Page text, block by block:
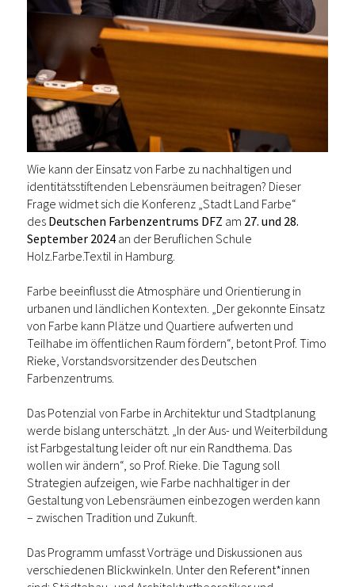
Wie kann der Einsatz von Farbe zu nachhaltigen und
identitätsstiftenden Lebensräumen beitragen? Dieser
Frage widmet sich die Konferenz „Stadt Land Farbe“
des Deutschen Farbenzentrums DFZ am 27. und 28.
September 2024 an der Beruflichen Schule
Holz.Farbe.Textil in Hamburg.
Farbe beeinflusst die Atmosphäre und Orientierung in
urbanen und ländlichen Kontexten. „Der gekonnte Einsatz
von Farbe kann Plätze und Quartiere aufwerten und
Teilhabe im öffentlichen Raum fördern“, betont Prof. Timo
Rieke, Vorstandsvorsitzender des Deutschen
Farbenzentrums.
Das Potenzial von Farbe in Architektur und Stadtplanung
werde bislang unterschätzt. „In der Aus- und Weiterbildung
ist Farbgestaltung leider oft nur ein Randthema. Das
wollen wir ändern“, so Prof. Rieke. Die Tagung soll
Strategien aufzeigen, wie Farbe nachhaltiger in der
Gestaltung von Lebensräumen einbezogen werden kann
– zwischen Tradition und Zukunft.
Das Programm umfasst Vorträge und Diskussionen aus
verschiedenen Blickwinkeln. Unter den Referent*innen